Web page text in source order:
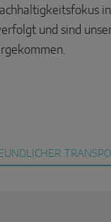
und sind